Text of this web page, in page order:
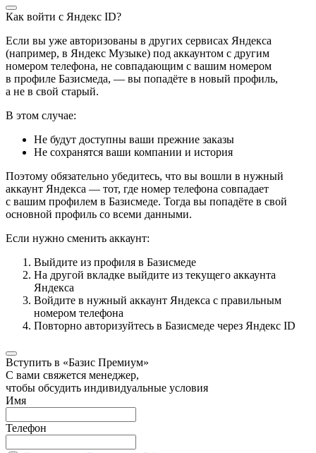
Как войти с Яндекс ID?
Если вы уже авторизованы в других сервисах Яндекса
(например, в Яндекс Музыке) под аккаунтом с другим
номером телефона, не совпадающим с вашим номером
в профиле Базисмеда, — вы попадёте в новый профиль,
а не в свой старый.
В этом случае:
Не будут доступны ваши прежние заказы
Не сохранятся ваши компании и история
Поэтому обязательно убедитесь, что вы вошли в нужный
аккаунт Яндекса — тот, где номер телефона совпадает
с вашим профилем в Базисмеде. Тогда вы попадёте в свой
основной профиль со всеми данными.
Если нужно сменить аккаунт:
Выйдите из профиля в Базисмеде
На другой вкладке выйдите из текущего аккаунта
Яндекса
Войдите в нужный аккаунт Яндекса с правильным
номером телефона
Повторно авторизуйтесь в Базисмеде через Яндекс ID
Вступить в «Базис Премиум»
С вами свяжется менеджер,
чтобы обсудить индивидуальные условия
Имя
Телефон